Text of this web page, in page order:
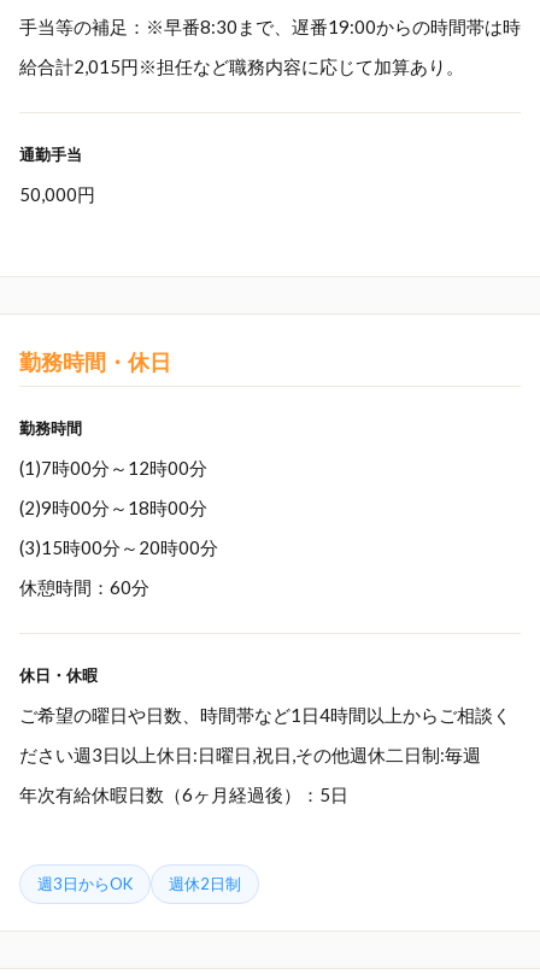
手当等の補足：※早番8:30まで、遅番19:00からの時間帯は時
給合計2,015円※担任など職務内容に応じて加算あり。
通勤手当
50,000円
勤務時間・休日
勤務時間
(1)7時00分～12時00分
(2)9時00分～18時00分
(3)15時00分～20時00分
休憩時間：60分
休日・休暇
ご希望の曜日や日数、時間帯など1日4時間以上からご相談く
ださい週3日以上休日:日曜日,祝日,その他週休二日制:毎週
年次有給休暇日数（6ヶ月経過後）：5日
週3日からOK 週休2日制